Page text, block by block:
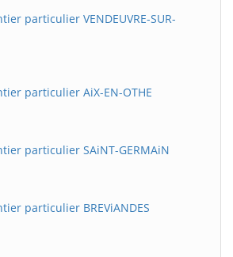
particulier VENDEUVRE-SUR-
particulier AiX-EN-OTHE
particulier SAiNT-GERMAiN
particulier BREViANDES